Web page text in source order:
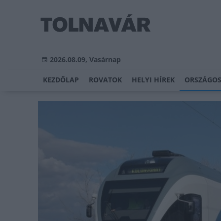
2026.08.09, Vasárnap
KEZDŐLAP ROVATOK HELYI HÍREK